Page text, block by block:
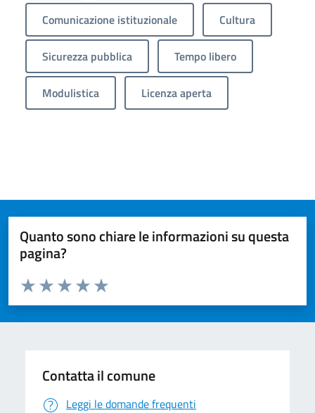
Comunicazione istituzionale Cultura
Sicurezza pubblica Tempo libero
Modulistica Licenza aperta
Quanto sono chiare le informazioni su questa
pagina?
Valuta da 1 a 5 stelle la pagina
Valuta 5 stelle su 5
Valuta 4 stelle su 5
Valuta 3 stelle su 5
Valuta 2 stelle su 5
Valuta 1 stelle su 5
Contatta il comune
Leggi le domande frequenti